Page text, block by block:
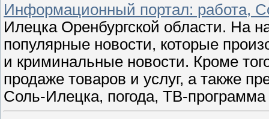
Информационный портал: работа,
Илецка Оренбургской области. На
популярные новости, которые
и криминальные новости. Кроме
продаже товаров и услуг, а также
Соль-Илецка, погода, ТВ-программа